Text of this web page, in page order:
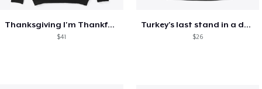
Thanksgiving I'm Thankful For Football
$41
Turkey's last stand in a design
$26